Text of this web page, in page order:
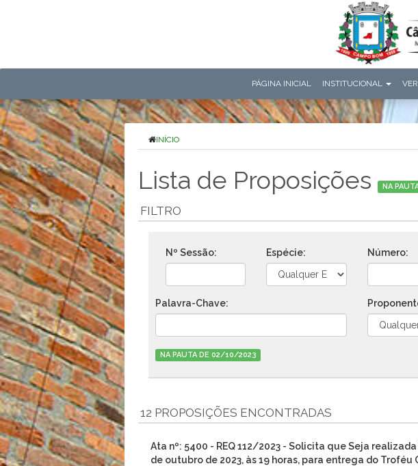
PÁGINA INICIAL INSTITUCIONAL
INÍCIO
Lista de Proposições NA
FILTRO
Nº Sessão: Espécie: Número:
Palavra-Chave:
NA PAUTA DE 02/10/2023
12 PROPOSIÇÕES ENCONTRADAS
Ata nº: 5400 - REQ 112/2023 - Solicita que Seja
de outubro de 2023, às 19 horas, para entrega do Troféu